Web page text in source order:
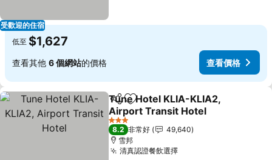
受歡迎的住宿
低至 $1,627
查看其他 6 個網站的價格 查看價格
分享 加入我的最愛
Tune Hotel KLIA-KLIA2,
Airport Transit Hotel
3 星級
8.2 非常好
49,640
雪邦
清真認證餐飲選擇